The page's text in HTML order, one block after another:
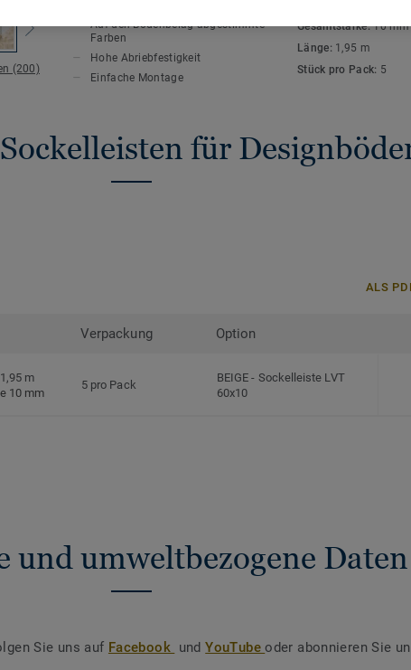
(200)
Auf den Bodenbelag abgestimmte
Farben
Hohe Abriebfestigkeit
Einfache Montage
Gesamtstärke:10 mm
Länge: 1,95 m
Stück pro Pack: 5
für
ALS
Verpackung Option
m
10 mm
5 pro Pack
BEIGE- Sockelleiste LVT
60x10
und umweltbezogene Daten
Sie uns auf Facebook undYouTubeoder abonnieren Sie